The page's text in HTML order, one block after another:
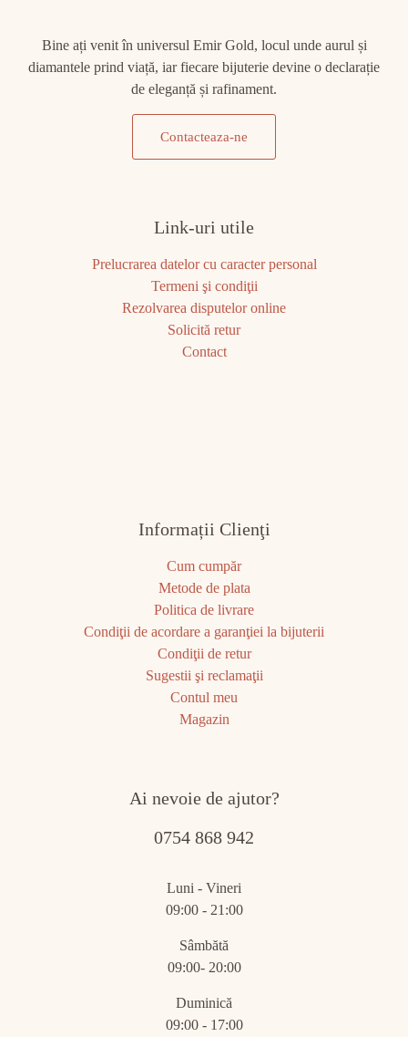
Bine ați venit în universul Emir Gold, locul unde aurul și
diamantele prind viață, iar fiecare bijuterie devine o declarație
de eleganță și rafinament.
Contacteaza-ne
Link-uri utile
Prelucrarea datelor cu caracter personal
Termeni şi condiţii
Rezolvarea disputelor online
Solicită retur
Contact
Informații Clienţi
Cum cumpăr
Metode de plata
Politica de livrare
Condiţii de acordare a garanţiei la bijuterii
Condiţii de retur
Sugestii şi reclamaţii
Contul meu
Magazin
Ai nevoie de ajutor?
0754 868 942
Luni - Vineri
09:00 - 21:00
Sâmbătă
09:00- 20:00
Duminică
09:00 - 17:00